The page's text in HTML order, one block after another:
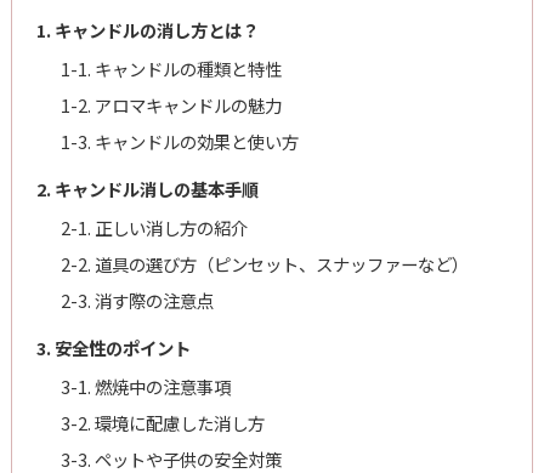
1. キャンドルの消し方とは？
1-1. キャンドルの種類と特性
1-2. アロマキャンドルの魅力
1-3. キャンドルの効果と使い方
2. キャンドル消しの基本手順
2-1. 正しい消し方の紹介
2-2. 道具の選び方（ピンセット、スナッファーなど）
2-3. 消す際の注意点
3. 安全性のポイント
3-1. 燃焼中の注意事項
3-2. 環境に配慮した消し方
3-3. ペットや子供の安全対策